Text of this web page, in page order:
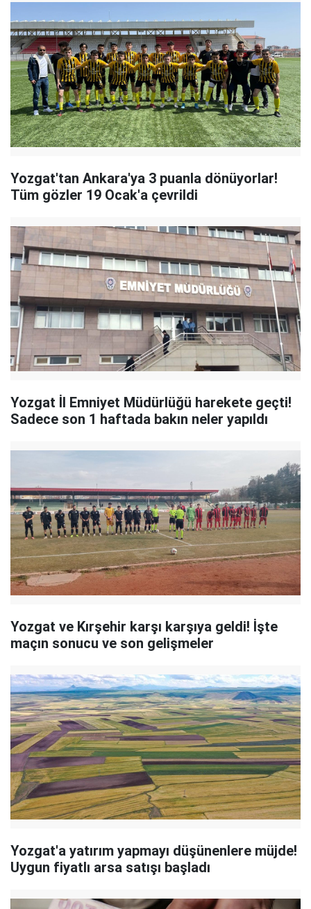
Yozgat'tan Ankara'ya 3 puanla dönüyorlar!
Tüm gözler 19 Ocak'a çevrildi
Yozgat İl Emniyet Müdürlüğü harekete geçti!
Sadece son 1 haftada bakın neler yapıldı
Yozgat ve Kırşehir karşı karşıya geldi! İşte
maçın sonucu ve son gelişmeler
Yozgat'a yatırım yapmayı düşünenlere müjde!
Uygun fiyatlı arsa satışı başladı